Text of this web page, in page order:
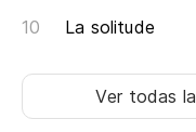
La solitude
Ver todas